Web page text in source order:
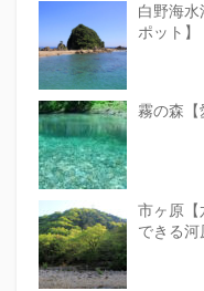
白野海
ポット】
霧の森【
市ヶ原【
できる河